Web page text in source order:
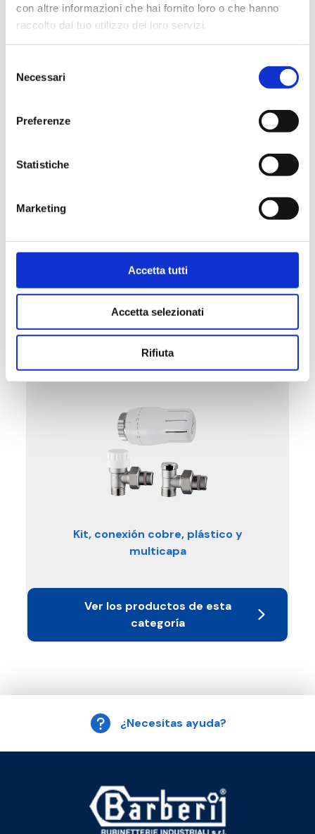
con altre informazioni che hai fornito loro o che hanno
raccolto dal tuo utilizzo dei loro servizi.
delNecessari
Preferenze
Statistiche
Marketing
Accetta tutti
Accetta selezionati
Rifiuta
categoría
Kit, conexión cobre, plástico y
multicapa
Ver los productos de esta
categoría
¿Necesitas ayuda?